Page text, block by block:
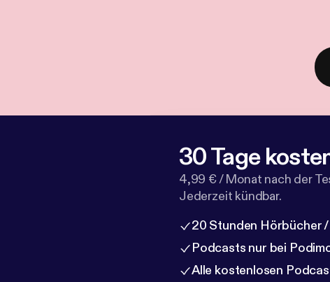
30 Tage
4,99 € / Monat nach der
Jederzeit kündbar.
20 Stunden Hörbücher
Podcasts nur bei
Alle kostenlosen